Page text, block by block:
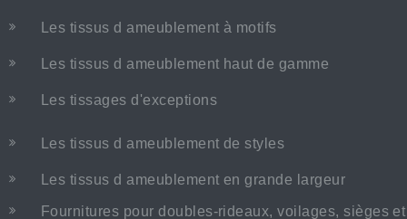
Les tissus d ameublement à motifs
Les tissus d ameublement haut de gamme
Les tissages d'exceptions
Les tissus d ameublement de styles
Les tissus d ameublement en grande largeur
Fournitures pour doubles-rideaux, voilages, sièges et